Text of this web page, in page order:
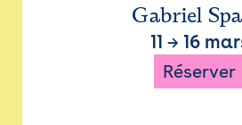
Gabriel
11 → 16
Réserver